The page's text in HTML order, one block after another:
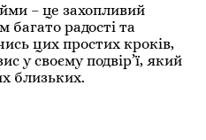
– це захопливий
радості та
цих простих кроків,
у своєму подвір’ї, який
близьких.